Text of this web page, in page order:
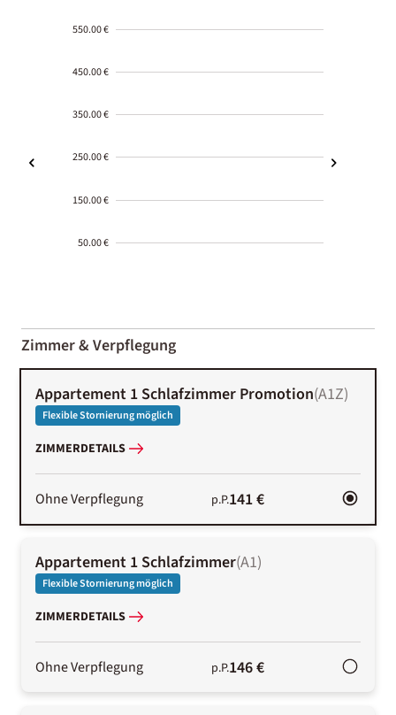
550.00 €
450.00 €
350.00 €
250.00 €
150.00 €
50.00 €
01-02
Zimmer & Verpflegung
Appartement 1 Schlafzimmer Promotion(A1Z)
Flexible Stornierung möglich
ZIMMERDETAILS
Ohne Verpflegung p.P.141 €
Appartement 1 Schlafzimmer(A1)
Flexible Stornierung möglich
ZIMMERDETAILS
Ohne Verpflegung p.P.146 €